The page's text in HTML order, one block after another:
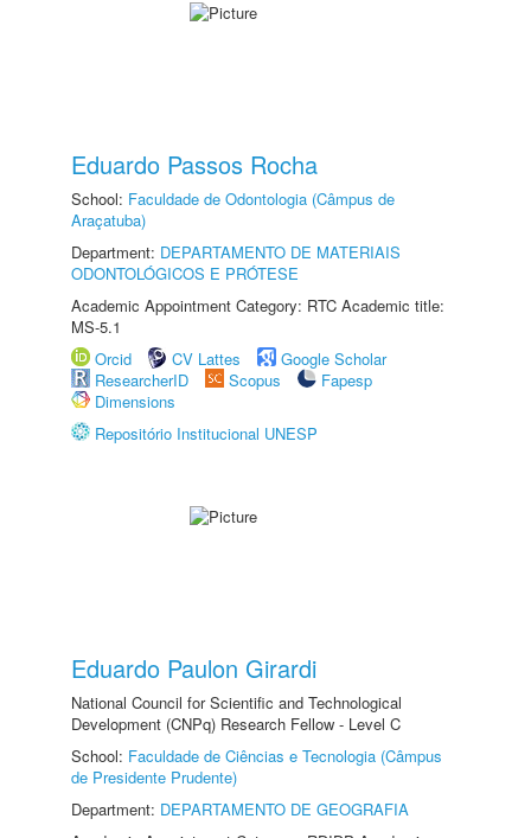
Eduardo Passos Rocha
School: Faculdade de Odontologia (Câmpus de
Araçatuba)
Department: DEPARTAMENTO DE MATERIAIS
ODONTOLÓGICOS E PRÓTESE
Academic Appointment Category: RTC Academic title:
MS-5.1
Orcid
CV Lattes
Google Scholar
ResearcherID
Scopus
Fapesp
Dimensions
Repositório Institucional UNESP
Eduardo Paulon Girardi
National Council for Scientific and Technological
Development (CNPq) Research Fellow - Level C
School: Faculdade de Ciências e Tecnologia (Câmpus
de Presidente Prudente)
Department: DEPARTAMENTO DE GEOGRAFIA